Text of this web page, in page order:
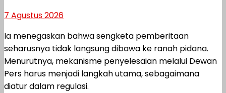
7 Agustus 2026
Ia menegaskan bahwa sengketa pemberitaan
seharusnya tidak langsung dibawa ke ranah pidana.
Menurutnya, mekanisme penyelesaian melalui Dewan
Pers harus menjadi langkah utama, sebagaimana
diatur dalam regulasi.